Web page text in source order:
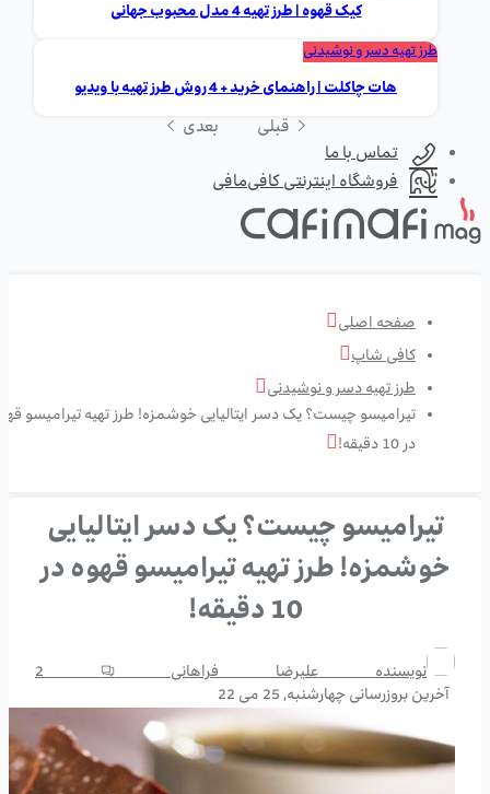
کیک قهوه | طرز تهیه 4 مدل محبوب جهانی
طرز تهیه دسر و نوشیدنی
هات چاکلت | راهنمای خرید + 4 روش طرز تهیه با ویدیو
قبلی
بعدی
تماس با ما
فروشگاه اینترنتی کافی‌مافی
صفحه اصلی
کافی شاپ
طرز تهیه دسر و نوشیدنی
تیرامیسو چیست؟ یک دسر ایتالیایی خوشمزه! طرز تهیه تیرامیسو
در 10 دقیقه!
تیرامیسو چیست؟ یک دسر ایتالیایی
خوشمزه! طرز تهیه تیرامیسو قهوه در
10 دقیقه!
نویسندهعلیرضا فراهانی
2
آخرین بروزرسانی چهارشنبه, 25 می 22